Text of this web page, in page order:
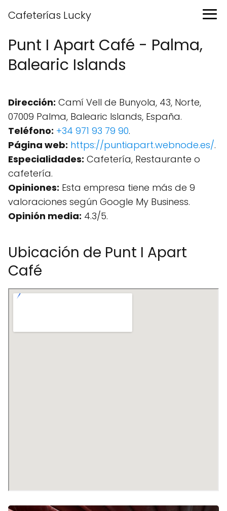
Cafeterías Lucky
Punt I Apart Café - Palma,
Balearic Islands
Dirección: Camí Vell de Bunyola, 43, Norte,
07009 Palma, Balearic Islands, España.
Teléfono: +34 971 93 79 90.
Página web: https://puntiapart.webnode.es/.
Especialidades: Cafetería, Restaurante o
cafetería.
Opiniones: Esta empresa tiene más de 9
valoraciones según Google My Business.
Opinión media: 4.3/5.
Ubicación de Punt I Apart
Café